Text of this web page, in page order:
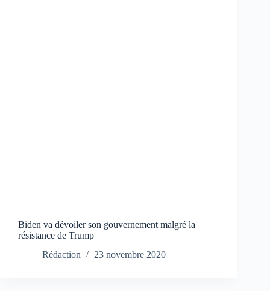
Biden va dévoiler son gouvernement malgré la
résistance de Trump
Rédaction
23 novembre 2020